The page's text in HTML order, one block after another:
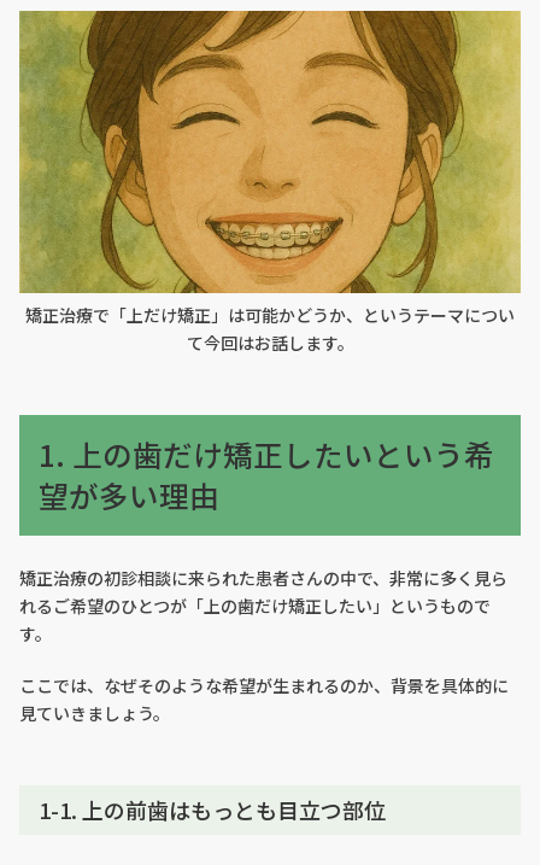
矯正治療で「上だけ矯正」は可能かどうか、というテーマについ
て今回はお話します。
1. 上の歯だけ矯正したいという希
望が多い理由
矯正治療の初診相談に来られた患者さんの中で、非常に多く見ら
れるご希望のひとつが「上の歯だけ矯正したい」というもので
す。
ここでは、なぜそのような希望が生まれるのか、背景を具体的に
見ていきましょう。
1-1. 上の前歯はもっとも目立つ部位